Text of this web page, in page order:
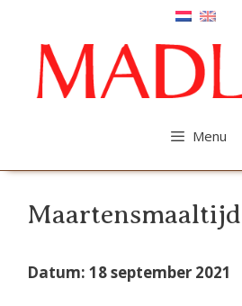
inhoud
Menu
Datum: 18 september 2021